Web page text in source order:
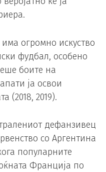
огромно искуство
фудбал, особено
боите на
ја освои
(2018, 2019).
дефанзивец
со Аргентина
популарните
Франција по